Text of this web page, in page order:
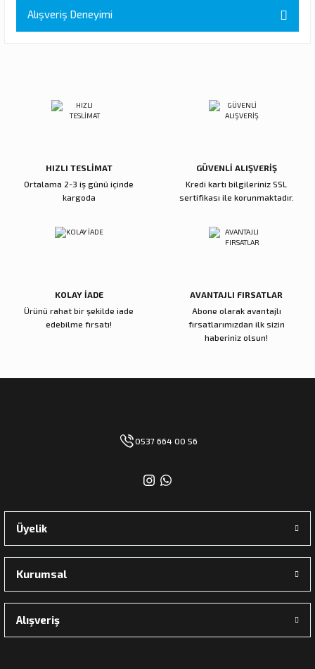
tarafımıza iletebilirsiniz.
Görüş ve önerileriniz için teşekkür ederiz.
Ürün bilgilerinde hatalar bulunuyor.
Alışveriş Deneyimi
HIZLI TESLİMAT
Ortalama 2-3 iş günü içinde
kargoda
GÜVENLİ ALIŞVERİŞ
Kredi kartı bilgileriniz SSL
sertifikası ile korunmaktadır.
KOLAY İADE
Ürünü rahat bir şekilde iade
edebilme fırsatı!
AVANTAJLI FIRSATLAR
Abone olarak avantajlı
fırsatlarımızdan ilk sizin
haberiniz olsun!
0537 664 00 56
Üyelik
Kurumsal
Alışveriş